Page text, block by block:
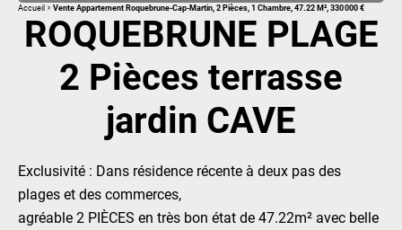
Accueil Vente Appartement Roquebrune-Cap-Martin, 2 Pièces, 1 Chambre, 47.22 M², 330 000 €
ROQUEBRUNE PLAGE
2 Pièces terrasse
jardin CAVE
Exclusivité : Dans résidence récente à deux pas des
plages et des commerces,
agréable 2 PIÈCES en très bon état de 47.22m² avec belle